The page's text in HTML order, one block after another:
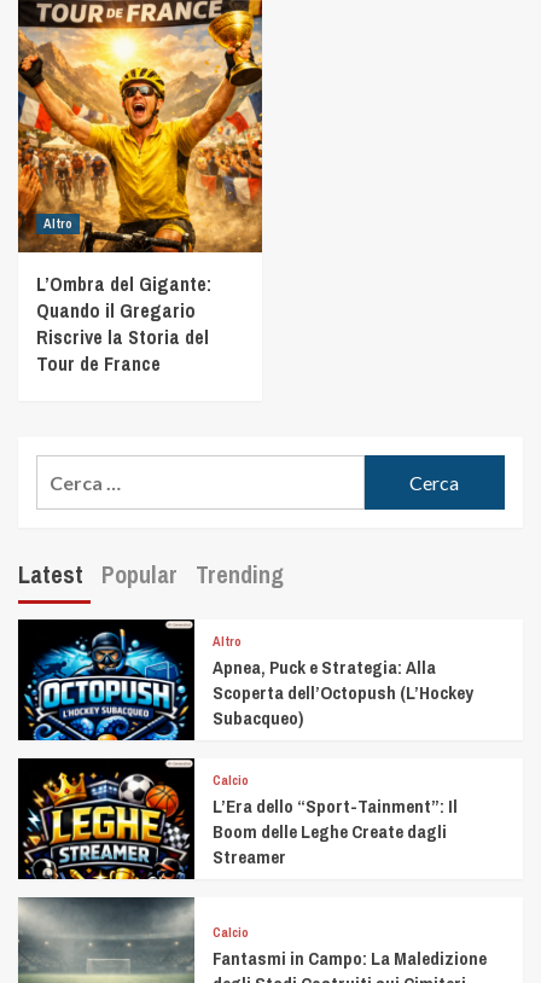
Altro
L’Ombra del Gigante:
Quando il Gregario
Riscrive la Storia del
Tour de France
Latest Popular Trending
Altro
Apnea, Puck e Strategia: Alla
Scoperta dell’Octopush (L’Hockey
Subacqueo)
Calcio
L’Era dello “Sport-Tainment”: Il
Boom delle Leghe Create dagli
Streamer
Calcio
Fantasmi in Campo: La Maledizione